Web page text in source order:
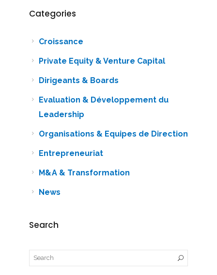
Categories
Croissance
Private Equity & Venture Capital
Dirigeants & Boards
Evaluation & Développement du
Leadership
Organisations & Equipes de Direction
Entrepreneuriat
M&A & Transformation
News
Search